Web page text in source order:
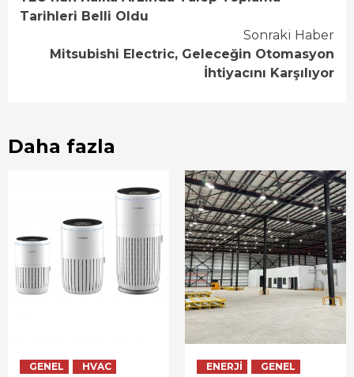
Reading
Tarihleri Belli Oldu
Sonraki Haber
Mitsubishi Electric, Geleceğin Otomasyon
İhtiyacını Karşılıyor
Daha fazla
GENEL HVAC ENERJI GENEL